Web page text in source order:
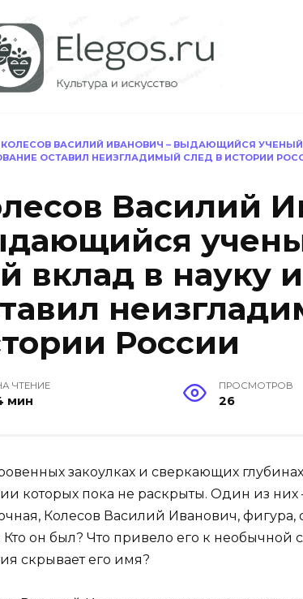
КОЛЕСОВ ВАСИЛИЙ ИВАНОВИЧ – ВЫДАЮЩИЙСЯ УЧЕНЫЙ
ОСТАВИЛ НЕИЗГЛАДИМЫЙ СЛЕД В ИСТОРИИ
Василий
вклад в науку
России
ЧТЕНИЕ
мин
ПРОСМОТРОВ
26
закоулках и сверкающих
которых пока не раскрыты. Один из них
Колесов Василий Иванович, фигура,
Кто он был? Что привело его к
скрывает его имя?